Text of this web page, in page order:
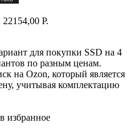
Р.
для покупки SSD на 4
по разным ценам.
на Ozon, который является
учитывая комплектацию
избранное